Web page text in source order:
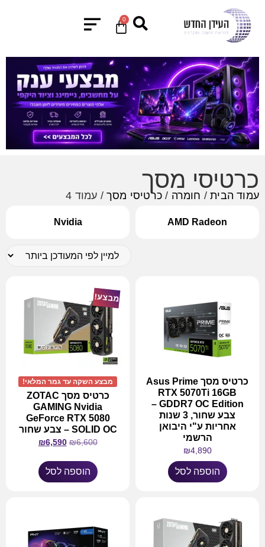
0
כרטיסי מסך
עמוד הבית/ חומרה /כרטיסי מסך / עמוד 4
AMD Radeon
Nvidia
כרטיס מסך Asus Prime
RTX 5070Ti 16GB
GDDR7 OC Edition –
צבע שחור, 3 שנות
אחריות ע"י היבואן
הרשמי
₪4,890
הוספה לסל
מבצע!
מבצע השקה עד גמר המלאי!
כרטיס מסך ZOTAC
GAMING Nvidia
GeForce RTX 5080
SOLID OC – צבע שחור
₪6,600
₪6,590
הוספה לסל